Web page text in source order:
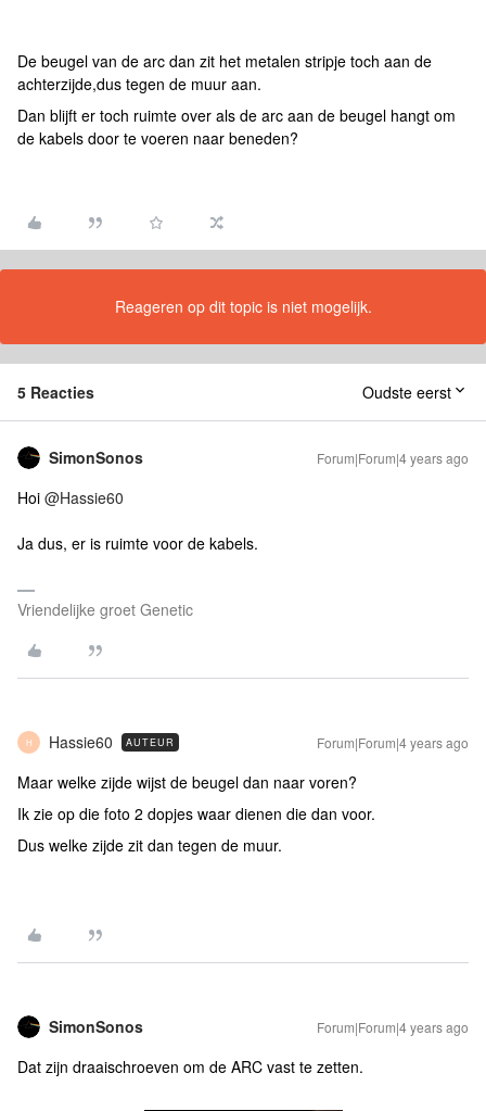
De beugel van de arc dan zit het metalen stripje toch aan de
achterzijde,dus tegen de muur aan.
Dan blijft er toch ruimte over als de arc aan de beugel hangt om
de kabels door te voeren naar beneden?
Reageren op dit topic is niet mogelijk.
5 Reacties Oudste eerst
SimonSonos Forum|Forum|4 years ago
Hoi @Hassie60
Ja dus, er is ruimte voor de kabels.
Vriendelijke groet Genetic
H Hassie60 AUTEUR Forum|Forum|4 years ago
Maar welke zijde wijst de beugel dan naar voren?
Ik zie op die foto 2 dopjes waar dienen die dan voor.
Dus welke zijde zit dan tegen de muur.
SimonSonos Forum|Forum|4 years ago
Dat zijn draaischroeven om de ARC vast te zetten.